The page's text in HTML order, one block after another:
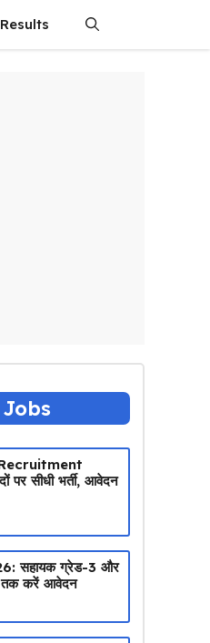
Results
पर सीधी भर्ती, आवेदन
सहायक ग्रेड-3 और
तक करें आवेदन